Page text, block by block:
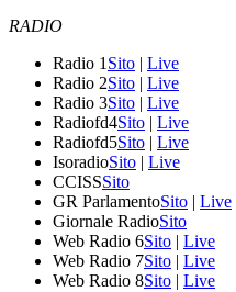
RADIO
Radio 1 Sito | Live
Radio 2Sito | Live
Radio 3Sito | Live
Radiofd4Sito | Live
Radiofd5Sito | Live
IsoradioSito | Live
CCISSSito
GR ParlamentoSito | Live
Giornale RadioSito
Web Radio 6Sito | Live
Web Radio 7Sito | Live
Web Radio 8Sito | Live